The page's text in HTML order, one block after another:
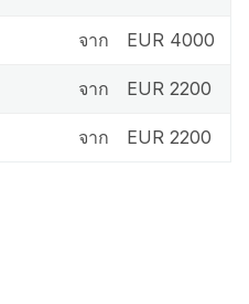
จาก EUR 4000
จาก EUR 2200
จาก EUR 2200